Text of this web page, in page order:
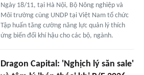
Ngày 18/11, tại Hà Nội, Bộ Nông nghiệp và
Môi trường cùng UNDP tại Việt Nam tổ chức
Tập huấn tăng cường năng lực quản lý thích
ứng biến đổi khí hậu cho các bộ, ngành.
Dragon Capital: 'Nghịch lý săn sale'